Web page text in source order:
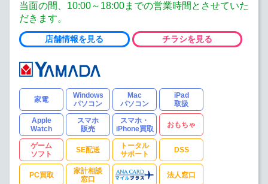
当面の間、10:00～18:00までの営業時間とさせていた
だきます。
店舗情報を見る チラシを見る
家電
Windows
パソコン
Mac
パソコン
iPad
取扱
Apple
Watch
スマホ
販売
スマホ・
iPhone買取
おもちゃ
ゲーム
ソフト
SE配送
トータル
サポート
DSS
PC買取
家計相談
窓口
法人窓口